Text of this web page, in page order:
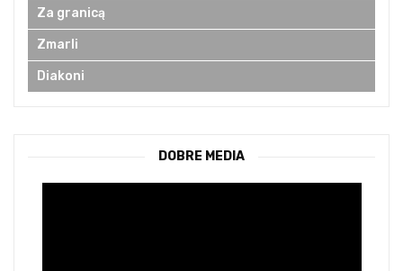
Za granicą
Zmarli
Diakoni
DOBRE MEDIA